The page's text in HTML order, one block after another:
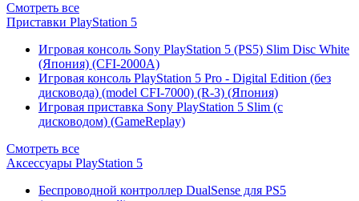
Смотреть все
Приставки PlayStation 5
Игровая консоль Sony PlayStation 5 (PS5) Slim Disc White
(Япония) (CFI-2000A)
Игровая консоль PlayStation 5 Pro - Digital Edition (без
дисковода) (model CFI-7000) (R-3) (Япония)
Игровая приставка Sony PlayStation 5 Slim (с
дисководом) (GameReplay)
Смотреть все
Аксессуары PlayStation 5
Беспроводной контроллер DualSense для PS5